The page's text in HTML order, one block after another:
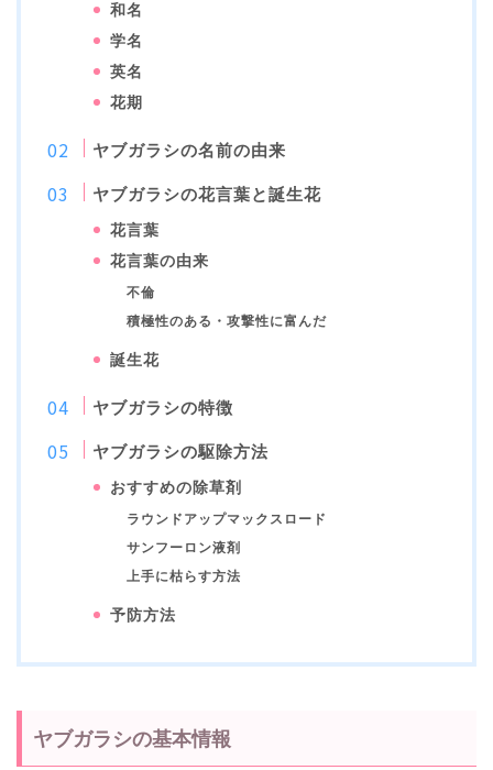
和名
学名
英名
花期
ヤブガラシの名前の由来
ヤブガラシの花言葉と誕生花
花言葉
花言葉の由来
不倫
積極性のある・攻撃性に富んだ
誕生花
ヤブガラシの特徴
ヤブガラシの駆除方法
おすすめの除草剤
ラウンドアップマックスロード
サンフーロン液剤
上手に枯らす方法
予防方法
ヤブガラシの基本情報